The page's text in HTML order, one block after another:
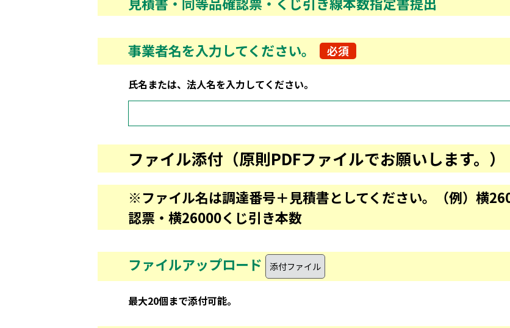
事業者名を入力してください。 必須
氏名または、法人名を入力してください。
ファイル添付（原則PDFファイルでお願いします。）
※ファイル名は調達番号＋見積書としてください。（例）横
認票・横26000くじ引き本数
ファイルアップロード
最大20個まで添付可能。